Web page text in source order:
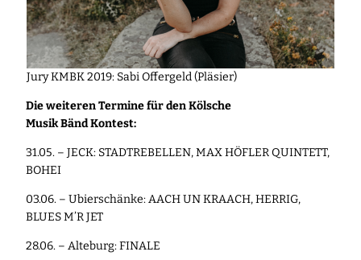
Jury KMBK 2019: Sabi Offergeld (Pläsier)
Die weiteren Termine für den Kölsche
Musik Bänd Kontest:
31.05. – JECK: STADTREBELLEN, MAX HÖFLER QUINTETT,
BOHEI
03.06. – Ubierschänke: AACH UN KRAACH, HERRIG,
BLUES M’R JET
28.06. – Alteburg: FINALE